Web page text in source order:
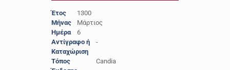
Έτος
1300
Μήνας
Μάρτιος
Ημέρα
6
Αντίγραφο ή
Καταχώριση
-
Τόπος
Candia